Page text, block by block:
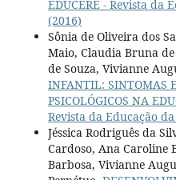
EDUCERE - Revista da
(2016)
Sônia de Oliveira dos
Maio, Claudia Bruna
de Souza, Vivianne
INFANTIL: SINTOMAS
PSICOLÓGICOS NA
Revista da Educação
Jéssica Rodriguês da
Cardoso, Ana Caroline
Barbosa, Vivianne